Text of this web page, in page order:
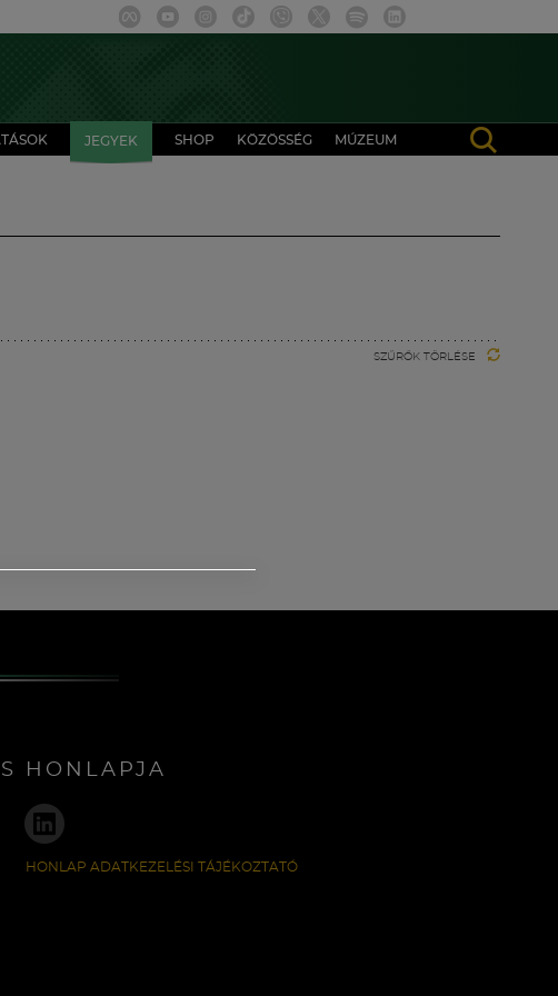
JEGYEK SHOP KÖZÖSSÉG MÚZEUM
SZŰRŐK TÖRLÉSE
HONLAPJA
HONLAP ADATKEZELÉSI TÁJÉKOZTATÓ